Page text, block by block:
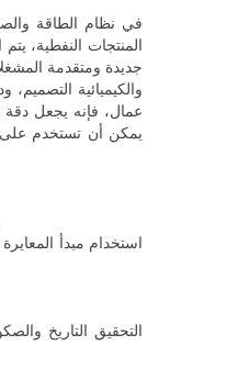
في نظام الطاقة
والكيميائية
عمال، فإنه يجعل دقة